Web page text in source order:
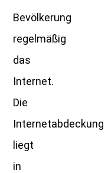
Bevölkerung
regelmäßig
das
Internet.
Die
Internetabdeckung
liegt
in